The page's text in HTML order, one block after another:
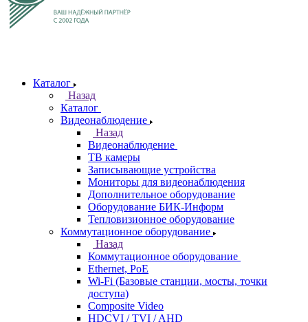
Каталог
Назад
Каталог
Видеонаблюдение
Назад
Видеонаблюдение
ТВ камеры
Записывающие устройства
Мониторы для видеонаблюдения
Дополнительное оборудование
Оборудование БИК-Информ
Тепловизионное оборудование
Коммутационное оборудование
Назад
Коммутационное оборудование
Ethernet, PoE
Wi-Fi (Базовые станции, мосты, точки
доступа)
Composite Video
HDCVI / TVI / AHD